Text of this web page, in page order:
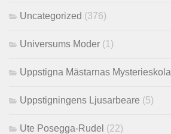
Uncategorized (376)
Universums Moder (1)
Uppstigna Mästarnas Mysterieskola
Uppstigningens Ljusarbeare (5)
Ute Posegga-Rudel (22)